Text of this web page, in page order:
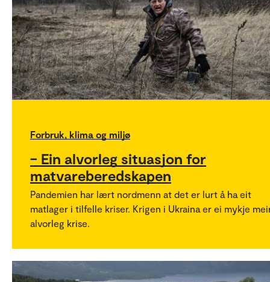
Forbruk, klima og miljø
– Ein alvorleg situasjon for
matvareberedskapen
Pandemien har lært nordmenn at det er lurt å ha eit
matlager i tilfelle kriser. Krigen i Ukraina er ei mykje
alvorleg krise.